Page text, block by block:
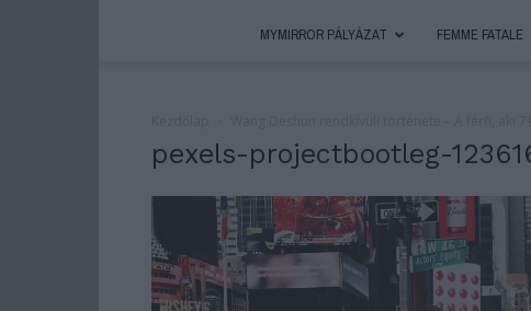
MYMIRROR PÁLYÁZAT FEMME FATALE
pexels-projectbootleg-